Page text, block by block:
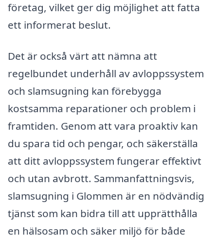
företag, vilket ger dig möjlighet att fatta
ett informerat beslut.
Det är också värt att nämna att
regelbundet underhåll av avloppssystem
och slamsugning kan förebygga
kostsamma reparationer och problem i
framtiden. Genom att vara proaktiv kan
du spara tid och pengar, och säkerställa
att ditt avloppssystem fungerar effektivt
och utan avbrott. Sammanfattningsvis,
slamsugning i Glommen är en nödvändig
tjänst som kan bidra till att upprätthålla
en hälsosam och säker miljö för både